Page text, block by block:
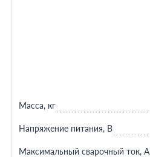
Масса, кг
Напряжение питания, В
Максимальный сварочный ток, А